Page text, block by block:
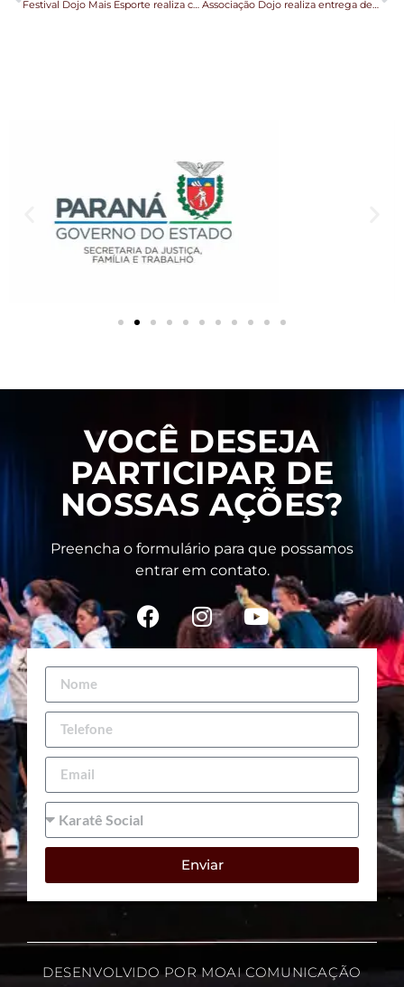
VOCÊ DESEJA
PARTICIPAR DE
NOSSAS AÇÕES?
Preencha o formulário para que possamos
entrar em contato.
Enviar
DESENVOLVIDO POR MOAI COMUNICAÇÃO